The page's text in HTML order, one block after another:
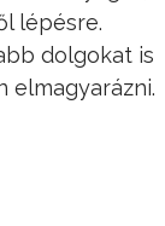
lépésre.
dolgokat is
elmagyarázni.